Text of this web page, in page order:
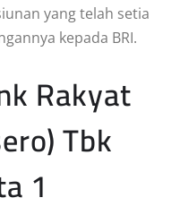
yang telah setia
kepada BRI.
Rakyat
Tbk
1